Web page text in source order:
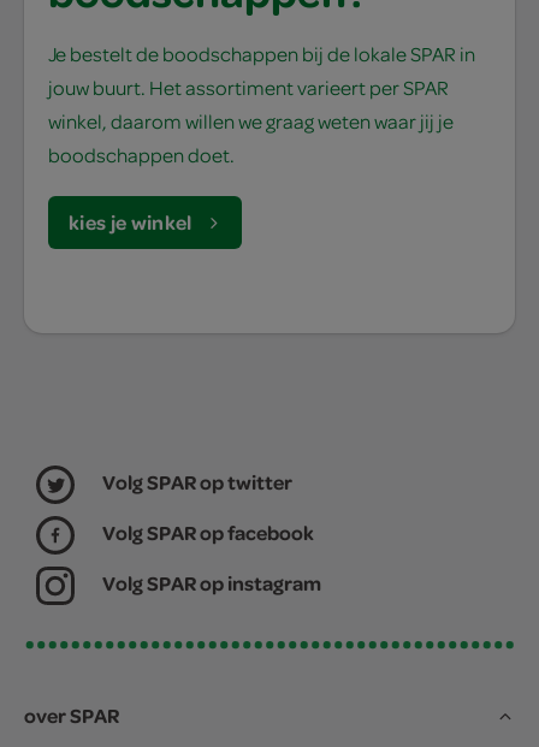
Je bestelt de boodschappen bij de lokale SPAR in
jouw buurt. Het assortiment varieert per SPAR
winkel, daarom willen we graag weten waar jij je
boodschappen doet.
kies je winkel
Volg SPAR op twitter
Volg SPAR op facebook
Volg SPAR op instagram
over SPAR